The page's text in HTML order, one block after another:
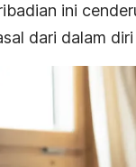
ini
dari dalam